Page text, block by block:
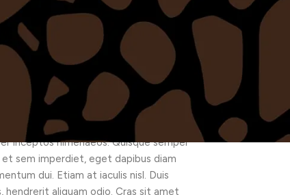
tristique senectus et netus et
nec, faucibus vitae est. Fusce
placerat. Integer sed nunc leo. Donec
non nibh. Fusce suscipit orci est,
nisi nisl sit amet lectus. Integer ac ornare
inceptos himenaeos. Quisque semper
sem imperdiet, eget dapibus diam
dui. Etiam at iaculis nisl. Duis
aliquam odio. Cras sit amet